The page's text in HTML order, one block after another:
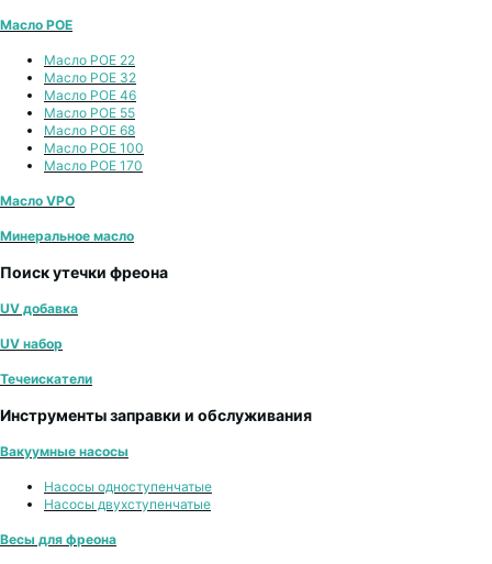
Масло POE
Масло POE 22
Масло POE 32
Масло POE 46
Масло POE 55
Масло POE 68
Масло POE 100
Масло POE 170
Масло VPO
Минеральное масло
Поиск утечки фреона
UV добавка
UV набор
Течеискатели
Инструменты заправки и обслуживания
Вакуумные насосы
Насосы одноступенчатые
Насосы двухступенчатые
Весы для фреона